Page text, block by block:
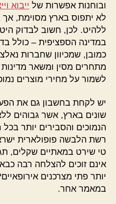
ובוחנות אפשרות של ייבוא
לא יתפוס בארץ מסוימת,
ללהיט. לכן, חשוב לבדוק
במדינה הספציפית – כולל
כמובן, שמכיוון שחברות
מתחרים מסין ומשאר
לשמור על מחירי מוצרים
יש לקחת בחשבון גם את
שונים בארץ, אשר גבוהים
הנמוכים והסבירים יותר
רשת הלבשה פופולארית
טי שירט במאתיים שקלים,
אינם זוכים להצלחה רבה
יותר פתי מצרכנים
במאמר אחר.